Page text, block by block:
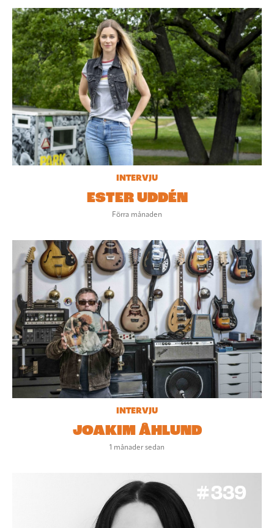
INTERVJU
ESTER UDDÉN
Förra månaden
INTERVJU
JOAKIM ÅHLUND
1 månader sedan